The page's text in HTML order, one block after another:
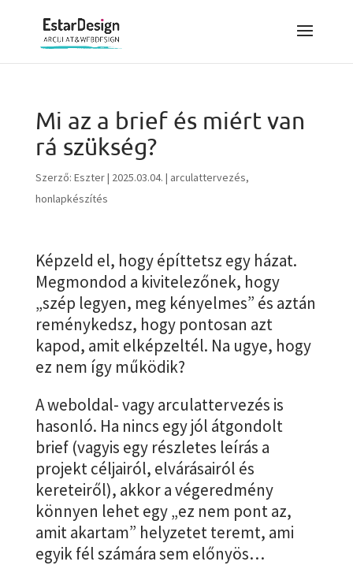
Mi az a brief és miért van
rá szükség?
Szerző: Eszter| 2025.03.04. | arculattervezés,
honlapkészítés
Képzeld el, hogy építtetsz egy házat.
Megmondod a kivitelezőnek, hogy
„szép legyen, meg kényelmes” és aztán
reménykedsz, hogy pontosan azt
kapod, amit elképzeltél. Na ugye, hogy
ez nem így működik?
A weboldal- vagy arculattervezés is
hasonló. Ha nincs egy jól átgondolt
brief (vagyis egy részletes leírás a
projekt céljairól, elvárásairól és
kereteiről), akkor a végeredmény
könnyen lehet egy „ez nem pont az,
amit akartam” helyzetet teremt, ami
egyik fél számára sem előnyös…